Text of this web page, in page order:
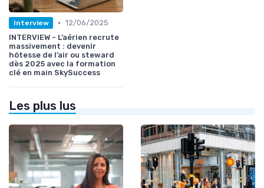
Interview • 12/06/2025
INTERVIEW - L’aérien recrute
massivement : devenir
hôtesse de l’air ou steward
dès 2025 avec la formation
clé en main SkySuccess
Les plus lus